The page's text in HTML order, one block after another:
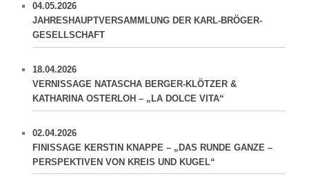
04.05.2026
JAHRESHAUPTVERSAMMLUNG DER KARL-BRÖGER-
GESELLSCHAFT
18.04.2026
VERNISSAGE NATASCHA BERGER-KLÖTZER &
KATHARINA OSTERLOH – „LA DOLCE VITA“
02.04.2026
FINISSAGE KERSTIN KNAPPE – „DAS RUNDE GANZE –
PERSPEKTIVEN VON KREIS UND KUGEL“